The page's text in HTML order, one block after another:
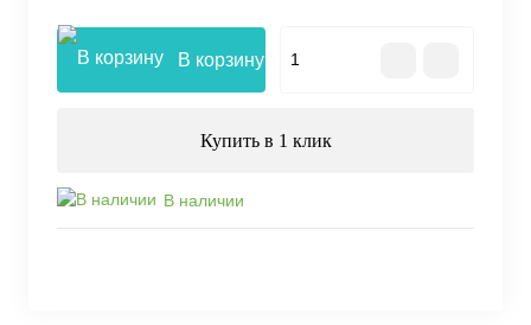
В корзину
Купить в 1 клик
В наличии